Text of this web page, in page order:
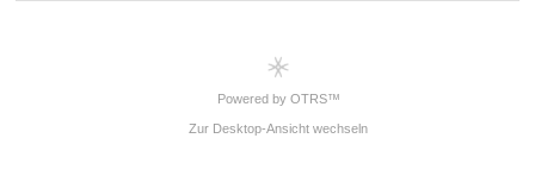
Powered by OTRS™
Zur Desktop-Ansicht wechseln